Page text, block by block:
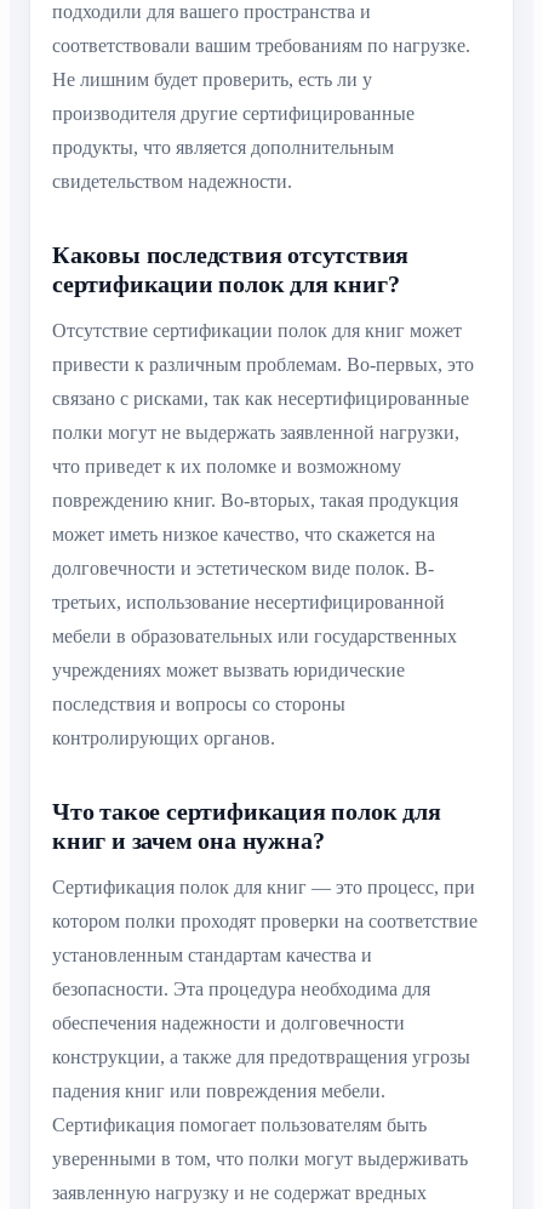
подходили для вашего пространства и
соответствовали вашим требованиям по нагрузке.
Не лишним будет проверить, есть ли у
производителя другие сертифицированные
продукты, что является дополнительным
свидетельством надежности.
Каковы последствия отсутствия
сертификации полок для книг?
Отсутствие сертификации полок для книг может
привести к различным проблемам. Во-первых, это
связано с рисками, так как несертифицированные
полки могут не выдержать заявленной нагрузки,
что приведет к их поломке и возможному
повреждению книг. Во-вторых, такая продукция
может иметь низкое качество, что скажется на
долговечности и эстетическом виде полок. В-
третьих, использование несертифицированной
мебели в образовательных или государственных
учреждениях может вызвать юридические
последствия и вопросы со стороны
контролирующих органов.
Что такое сертификация полок для
книг и зачем она нужна?
Сертификация полок для книг — это процесс, при
котором полки проходят проверки на соответствие
установленным стандартам качества и
безопасности. Эта процедура необходима для
обеспечения надежности и долговечности
конструкции, а также для предотвращения угрозы
падения книг или повреждения мебели.
Сертификация помогает пользователям быть
уверенными в том, что полки могут выдерживать
заявленную нагрузку и не содержат вредных